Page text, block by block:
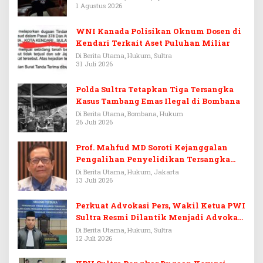
1 Agustus 2026
WNI Kanada Polisikan Oknum Dosen di
Kendari Terkait Aset Puluhan Miliar
Di Berita Utama, Hukum, Sultra
31 Juli 2026
Polda Sultra Tetapkan Tiga Tersangka
Kasus Tambang Emas Ilegal di Bombana
Di Berita Utama, Bombana, Hukum
26 Juli 2026
Prof. Mahfud MD Soroti Kejanggalan
Pengalihan Penyelidikan Tersangka
Febrie Adriansyah
Di Berita Utama, Hukum, Jakarta
13 Juli 2026
Perkuat Advokasi Pers, Wakil Ketua PWI
Sultra Resmi Dilantik Menjadi Advokat
PERADI
Di Berita Utama, Hukum, Sultra
12 Juli 2026